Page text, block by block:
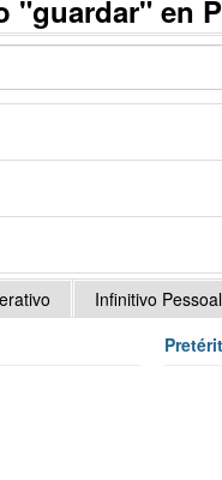
"guardar" en
Infinitivo Pessoal